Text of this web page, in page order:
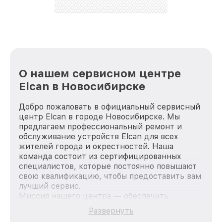
О нашем сервисном центре
Elcan в Новосибирске
Добро пожаловать в официальный сервисный
центр Elcan в городе Новосибирске. Мы
предлагаем профессиональный ремонт и
обслуживание устройств Elcan для всех
жителей города и окрестностей. Наша
команда состоит из сертифицированных
специалистов, которые постоянно повышают
свою квалификацию, чтобы предоставить вам
лучший сервис.
Миссия нашего центра — обеспечить
качественный и доступный ремонт для
каждого пользователя продукции Elcan, вне
Развернуть